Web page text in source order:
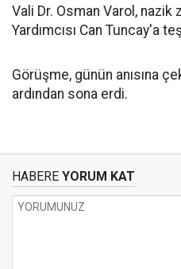
Vali Dr. Osman Varol, nazik
Yardımcısı Can Tuncay'a
Görüşme, günün anısına
ardından sona erdi.
HABERE YORUM KAT